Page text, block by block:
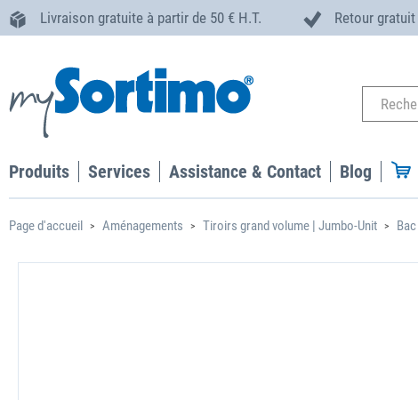
Livraison gratuite à partir de 50 € H.T. Retour
Produits Services Assistance & Contact Blog
Page d'accueil Aménagements Tiroirs grand volume | Jumbo-Unit